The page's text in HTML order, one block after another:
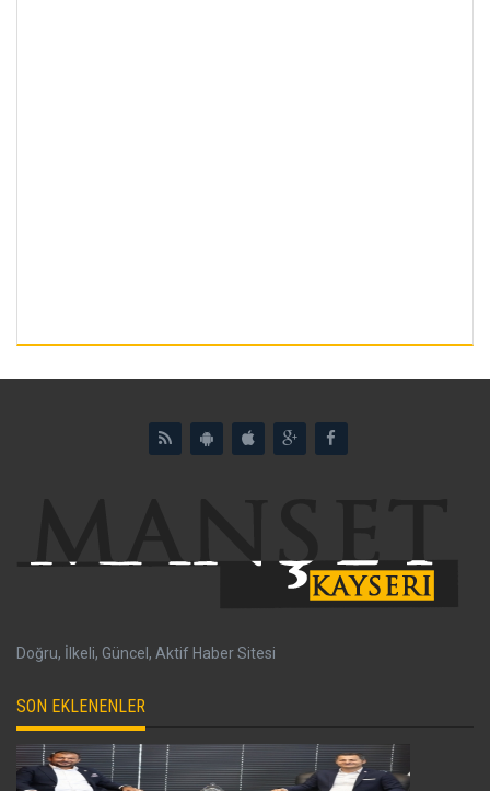
Doğru, İlkeli, Güncel, Aktif Haber Sitesi
SON EKLENENLER